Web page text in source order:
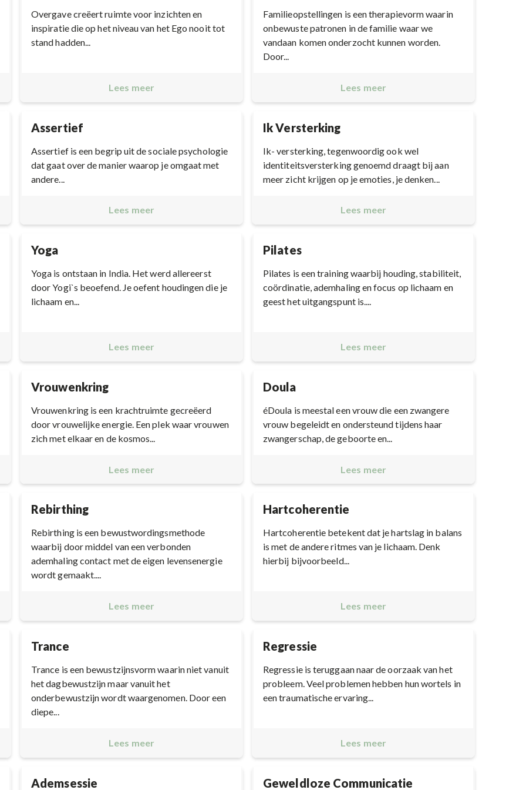
Overgave creëert ruimte voor inzichten en
inspiratie die op het niveau van het Ego nooit tot
stand hadden...
Lees meer
Familieopstellingen is een therapievorm waarin
onbewuste patronen in de familie waar we
vandaan komen onderzocht kunnen worden.
Door...
Lees meer
Assertief
Assertief is een begrip uit de sociale psychologie
dat gaat over de manier waarop je omgaat met
andere...
Lees meer
Ik Versterking
Ik- versterking, tegenwoordig ook wel
identiteitsversterking genoemd draagt bij aan
meer zicht krijgen op je emoties, je denken...
Lees meer
Yoga
Yoga is ontstaan in India. Het werd allereerst
door Yogi`s beoefend. Je oefent houdingen die je
lichaam en...
Lees meer
Pilates
Pilates is een training waarbij houding, stabiliteit,
coördinatie, ademhaling en focus op lichaam en
geest het uitgangspunt is....
Lees meer
Vrouwenkring
Vrouwenkring is een krachtruimte gecreëerd
door vrouwelijke energie. Een plek waar vrouwen
zich met elkaar en de kosmos...
Lees meer
Doula
éDoula is meestal een vrouw die een zwangere
vrouw begeleidt en ondersteund tijdens haar
zwangerschap, de geboorte en...
Lees meer
Rebirthing
Rebirthing is een bewustwordingsmethode
waarbij door middel van een verbonden
ademhaling contact met de eigen levensenergie
wordt gemaakt....
Lees meer
Hartcoherentie
Hartcoherentie betekent dat je hartslag in balans
is met de andere ritmes van je lichaam. Denk
hierbij bijvoorbeeld...
Lees meer
Trance
Trance is een bewustzijnsvorm waarin niet vanuit
het dagbewustzijn maar vanuit het
onderbewustzijn wordt waargenomen. Door een
diepe...
Lees meer
Regressie
Regressie is teruggaan naar de oorzaak van het
probleem. Veel problemen hebben hun wortels in
een traumatische ervaring...
Lees meer
Ademsessie Geweldloze Communicatie